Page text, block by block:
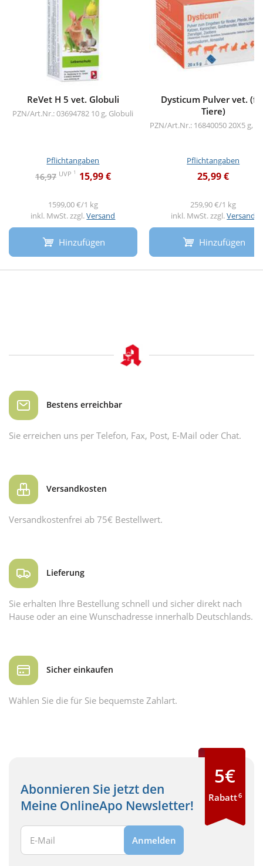
ReVet H 5 vet. Globuli
PZN/Art.Nr.: 03694782 10 g, Globuli
Pflichtangaben
16,97 UVP 1 15,99 €
1599,00 €/1 kg
inkl. MwSt. zzgl.Versand
Hinzufügen
Dysticum Pulver vet.
Tiere)
PZN/Art.Nr.: 1684005020X5 g,
Pflichtangaben
25,99 €
259,90 €/1 kg
inkl. MwSt. zzgl.Versand
Hinzufügen
Bestens erreichbar
Sie erreichen uns per Telefon, Fax, Post, E-Mail oder Chat.
Versandkosten
Versandkostenfrei ab 75€ Bestellwert.
Lieferung
Sie erhalten Ihre Bestellung schnell und sicher direkt nach
Hause oder an eine Wunschadresse innerhalb Deutschlands.
Sicher einkaufen
Wählen Sie die für Sie bequemste Zahlart.
Abonnieren Sie jetzt den
Meine OnlineApo Newsletter!
Ihre E-Mail Adresse:
Anmelden
5€
Rabatt6